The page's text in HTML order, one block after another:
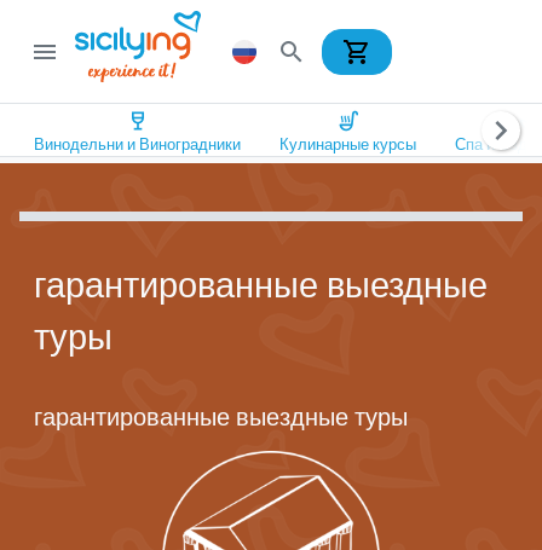
menu search shopping_cart
wine_bar
Винодельни и Виноградники
soup_kitchen
Кулинарные курсы
spa
Спа иchevron_right
гарантированные выездные
туры
гарантированные выездные туры